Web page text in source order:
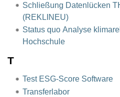
Schließung Datenlücken
(REKLINEU)
Status quo Analyse
Hochschule
T
Test ESG-Score Software
Transferlabor